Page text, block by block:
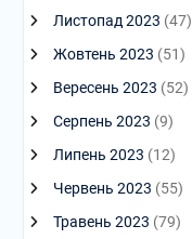
Листопад 2023 (47)
Жовтень 2023 (51)
Вересень 2023 (52)
Серпень 2023 (9)
Липень 2023 (12)
Червень 2023 (55)
Травень 2023 (79)